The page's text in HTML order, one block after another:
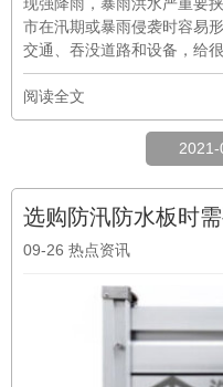
市在汛期或暴雨侵袭时容易
交通、吞没道路和设备，给
阅读全文
选购防汛防水板时
09-26 热点资讯